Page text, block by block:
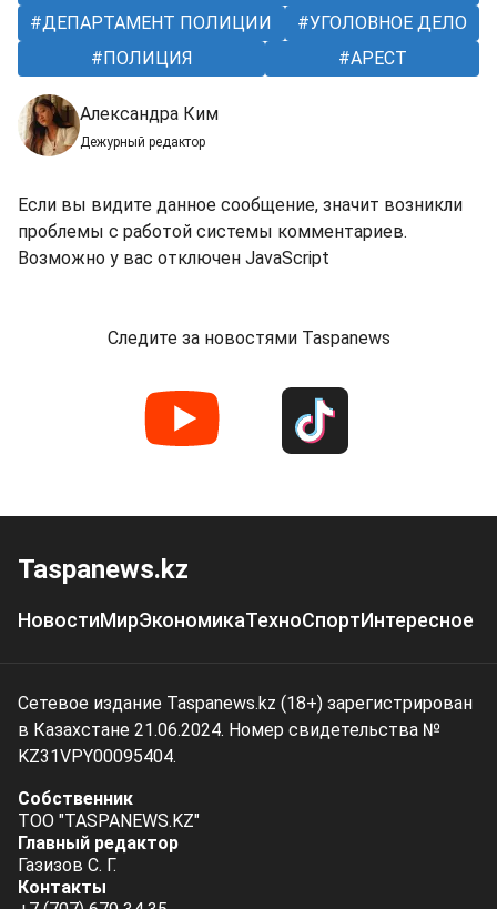
ДЕПАРТАМЕНТ ПОЛИЦИИ
УГОЛОВНОЕ ДЕЛО
ПОЛИЦИЯ
АРЕСТ
Александра Ким
Дежурный редактор
Если вы видите данное сообщение, значит возникли
проблемы с работой системы комментариев.
Возможно у вас отключен JavaScript
Следите за новостями Taspanews
Taspanews.kz
НовостиМирЭкономикаТехноСпортИнтересное
Сетевое издание Taspanews.kz (18+) зарегистрирован
в Казахстане 21.06.2024. Номер свидетельства №
KZ31VPY00095404.
Собственник
ТОО "TASPANEWS.KZ"
Главный редактор
Газизов С. Г.
Контакты